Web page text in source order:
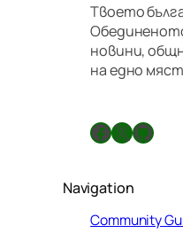
Твоето
новини,
на едно
Facebook X GitHub
Navigation
Community